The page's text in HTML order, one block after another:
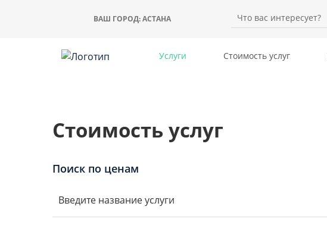
ВАШ ГОРОД:АСТАНА
Услуги Стоимость услуг
Стоимость услуг
Поиск по ценам